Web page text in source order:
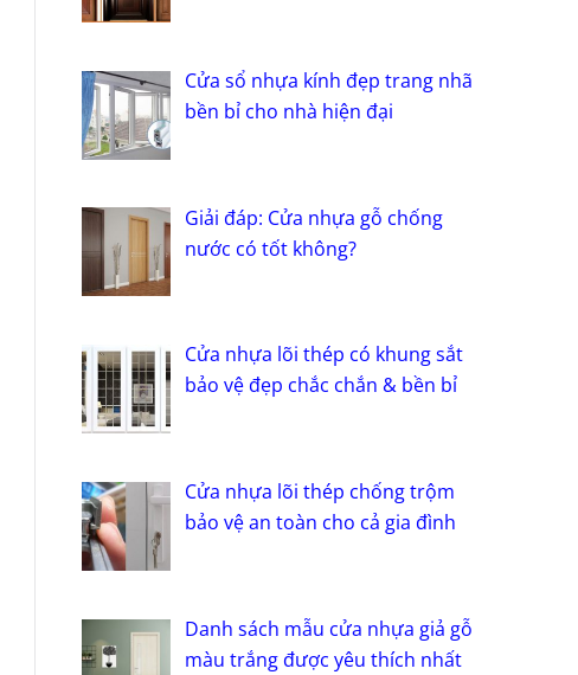
Cửa sổ nhựa kính đẹp trang nhã
bền bỉ cho nhà hiện đại
Giải đáp: Cửa nhựa gỗ chống
nước có tốt không?
Cửa nhựa lõi thép có khung sắt
bảo vệ đẹp chắc chắn & bền bỉ
Cửa nhựa lõi thép chống trộm
bảo vệ an toàn cho cả gia đình
Danh sách mẫu cửa nhựa giả gỗ
màu trắng được yêu thích nhất